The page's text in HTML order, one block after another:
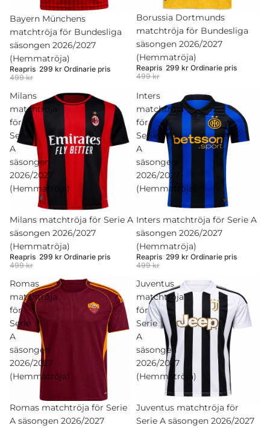
Rea
Bayern Münchens
matchtröja för Bundesliga
säsongen 2026/2027
(Hemmatröja)
Reapris 299 kr Ordinarie pris
499 kr
Rea
Borussia Dortmunds
matchtröja för Bundesliga
säsongen 2026/2027
(Hemmatröja)
Reapris 299 kr Ordinarie pris
499 kr
Milans
matchtröja
för
Serie
A
säsongen
2026/2027
(Hemmatröja)
Rea
Milans matchtröja för Serie A
säsongen 2026/2027
(Hemmatröja)
Reapris 299 kr Ordinarie pris
499 kr
Inters
matchtröja
för
Serie
A
säsongen
2026/2027
(Hemmatröja)
Rea
Inters matchtröja för Serie A
säsongen 2026/2027
(Hemmatröja)
Reapris 299 kr Ordinarie pris
499 kr
Romas
matchtröja
för
Serie
A
säsongen
2026/2027
(Hemmatröja)
Rea
Romas matchtröja för Serie
A säsongen 2026/2027
Juventus
matchtröja
för
Serie
A
säsongen
2026/2027
(Hemmatröja)
Rea
Juventus matchtröja för
Serie A säsongen 2026/2027